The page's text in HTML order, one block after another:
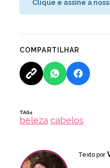
Clique e assine a
COMPARTILHAR
TAGs
beleza cabelos
Texto por